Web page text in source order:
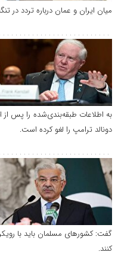
درباره تردد در تنگه هرمز ندارد.
لغو
آمریکا
سخنگوی
اعلام کرد
را پس از افشای غیرمجاز
لغو کرده است.
وزیر
اسرائیل
خواجه
تهدیدی
باید با رویکردی منسجم و